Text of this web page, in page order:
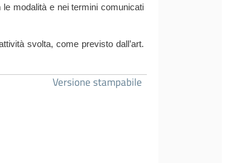
modalità e nei termini comunicati
svolta, come previsto dall’art.
Versione stampabile